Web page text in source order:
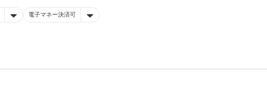
電子マネー決済可